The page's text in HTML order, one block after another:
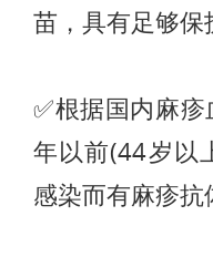
苗，具有足够保
✅根据国内麻
年以前(44岁以
感染而有麻疹抗